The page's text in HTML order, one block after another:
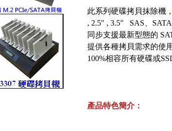
此系列硬碟拷貝抹除機，
, 2.5" , 3.5" SAS、
同步支援最新型態的
提供各種拷貝需求的使
100%相容所有硬碟或
產品特色簡介：